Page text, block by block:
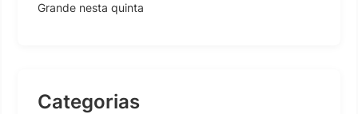
Grande nesta quinta
Categorias